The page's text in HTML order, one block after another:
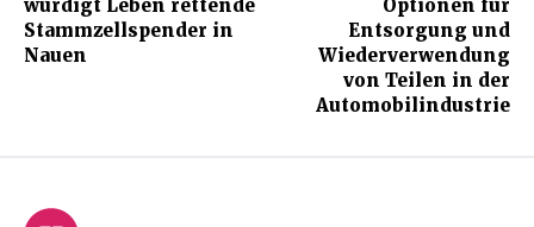
würdigt Leben rettende
Stammzellspender in
Nauen
Optionen für
Entsorgung und
Wiederverwendung
von Teilen in der
Automobilindustrie